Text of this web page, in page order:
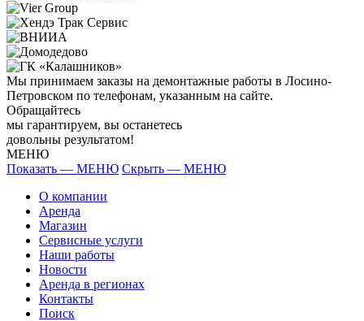
Мы принимаем заказы на демонтажные работы в Лосино-
Петровском по телефонам, указанным на сайте.
Обращайтесь
мы гарантируем, вы останетесь
довольны результатом!
МЕНЮ
Показать — МЕНЮ Скрыть — МЕНЮ
О компании
Аренда
Магазин
Сервисные услуги
Наши работы
Новости
Аренда в регионах
Контакты
Поиск